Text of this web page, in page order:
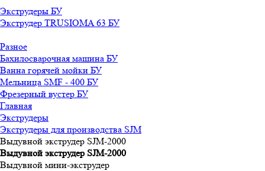
Экструдеры БУ
Экструдер TRUSIOMA 63 БУ
Разное
Бахилосварочная машина БУ
Ванна горячей мойки БУ
Мельница SMF - 400 БУ
Фрезерный вустер БУ
Главная
Экструдеры
Экструдеры для производства SJM
Выдувной экструдер SJM-2000
Выдувной экструдер SJM-2000
Выдувной мини-экструдер